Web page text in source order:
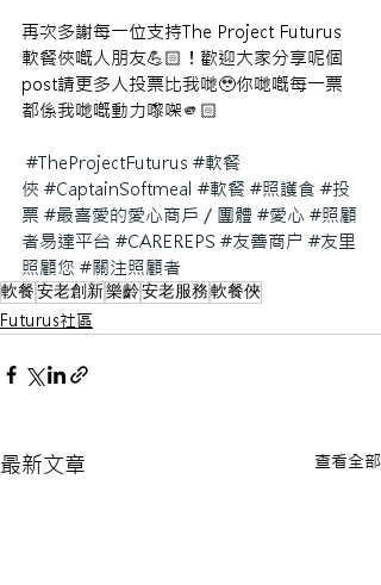
再次多謝每一位支持The Project Futurus
軟餐俠嘅人朋友💪🏻！歡迎大家分享呢個
post請更多人投票比我哋🥹你哋嘅每一票
都係我哋嘅動力嚟㗎🫵🏻
#TheProjectFuturus #軟餐
俠 #CaptainSoftmeal #軟餐 #照護食 #投
票 #最喜愛的愛心商戶 ／團體 #愛心 #照顧
者易達平台 #CAREREPS #友善商户 #友里
照顧您 #關注照顧者
軟餐安老創新樂齡安老服務軟餐俠
Futurus社區
最新文章 查看全部